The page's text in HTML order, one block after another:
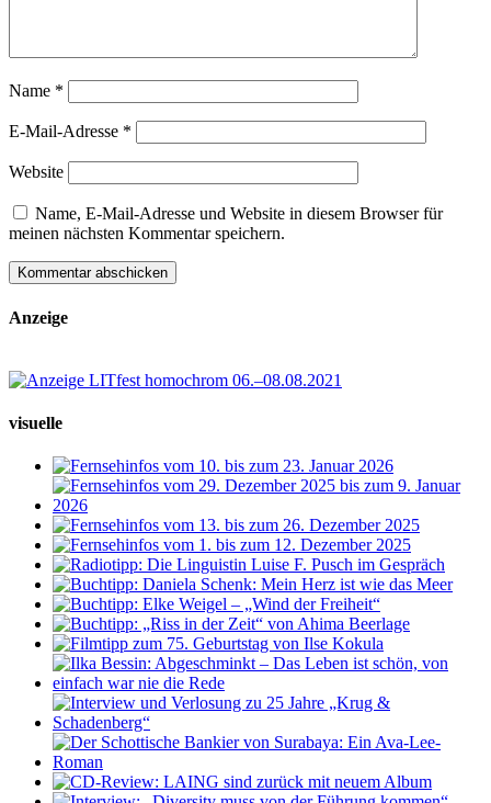
Name *
E-Mail-Adresse *
Website
Name, E-Mail-Adresse und Website in diesem Browser für
meinen nächsten Kommentar speichern.
Anzeige
visuelle